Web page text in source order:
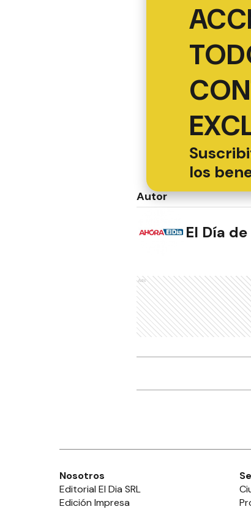
los
Autor
El Día
Ads
Nosotros
Editorial El Dia SRL
Edición Impresa